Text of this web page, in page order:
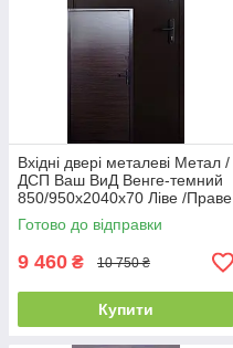
Вхідні двері металеві Метал /
ДСП Ваш ВиД Венге-темний
850/950х2040х70 Ліве /Праве
Готово до відправки
9 460 ₴ 10 750 ₴
Купити